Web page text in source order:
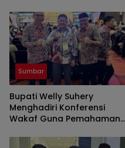
Sumbar
Bupati Welly Suhery
Menghadiri Konferensi
Wakaf Guna Pemahaman
Nasional